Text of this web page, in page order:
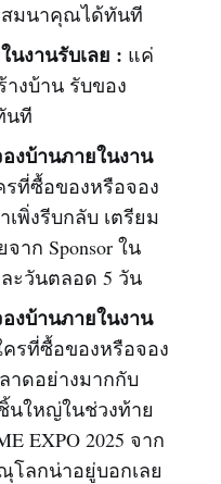
สมนาคุณได้ทันที
นงานรับเลย : แค่
งบ้าน รับของ
นที
งบ้านภายในงาน
รที่ซื้อของหรือจอง
พิ่งรีบกลับ เตรียม
าก Sponsor ใน
ะวันตลอด 5 วัน
งบ้านภายในงาน
รที่ซื้อของหรือจอง
าดอย่างมากกับ
นใหญ่ในช่วงท้าย
EXPO 2025 จาก
โลกน่าอยู่บอกเลย